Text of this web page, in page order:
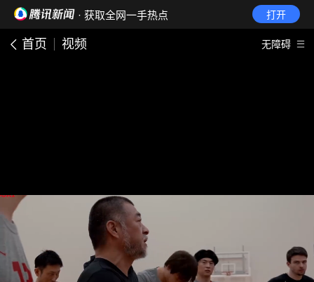
· 获取全网一手热点 打开
首页 视频 无障碍